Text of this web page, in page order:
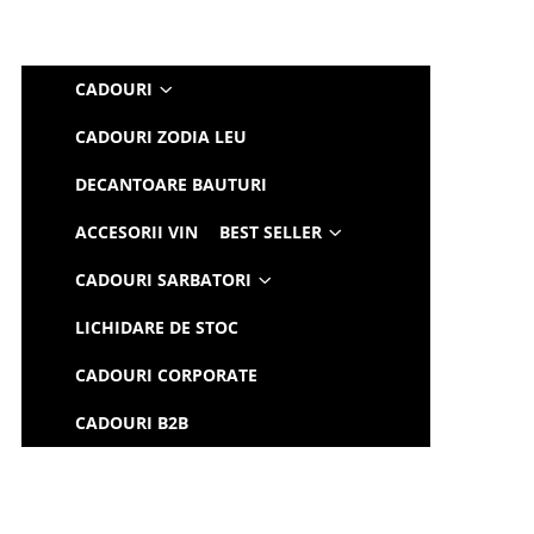
CADOURI
CADOURI ZODIA LEU
DECANTOARE BAUTURI
ACCESORII VIN BEST SELLER
CADOURI SARBATORI
LICHIDARE DE STOC
CADOURI CORPORATE
CADOURI B2B